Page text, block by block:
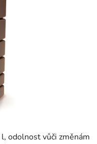
odolnost vůči změnám